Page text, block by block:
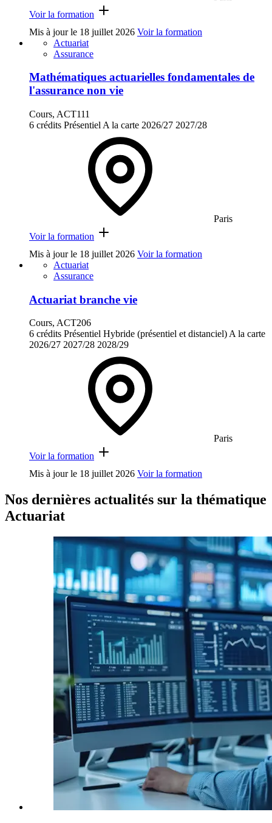
Voir la formation
Mis à jour le 18 juillet 2026 Voir la formation
Actuariat
Assurance
Mathématiques actuarielles fondamentales de
l'assurance non vie
Cours, ACT111
6 crédits Présentiel A la carte 2026/27 2027/28
Paris
Voir la formation
Mis à jour le 18 juillet 2026 Voir la formation
Actuariat
Assurance
Actuariat branche vie
Cours, ACT206
6 crédits Présentiel Hybride (présentiel et distanciel)A la carte
2026/27 2027/28 2028/29
Paris
Voir la formation
Mis à jour le 18 juillet 2026 Voir la formation
Nos dernières actualités sur la thématique
Actuariat